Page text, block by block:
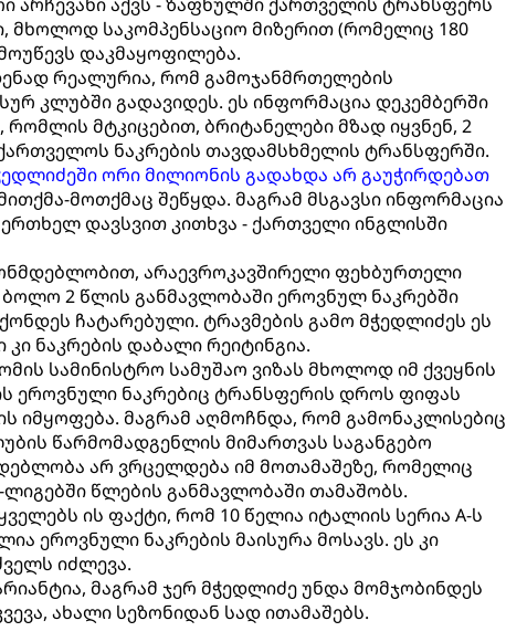
მხოლოდ საკომპენსაციო მიზერით (რომელიც 180
დაკმაყოფილება.
რეალურია, რომ გამოჯანმრთელების
კლუბში გადავიდეს. ეს ინფორმაცია დეკემბერში
მტკიცებით, ბრიტანელები მზად იყვნენ, 2
ნაკრების თავდამსხმელის ტრანსფერში.
ორი მილიონის გადახდა არ გაუჭირდებათ
მოთქმაც შეწყდა. მაგრამ მსგავსი ინფორმაცია
დავსვით კითხვა - ქართველი ინგლისში
არაევროკავშირელი ფეხბურთელი
2 წლის განმავლობაში ეროვნულ ნაკრებში
ჩატარებული. ტრავმების გამო მჭედლიძეს ეს
ნაკრების დაბალი რეიტინგია.
სამინისტრო სამუშაო ვიზას მხოლოდ იმ ქვეყნის
ეროვნული ნაკრებიც ტრანსფერის დროს ფიფას
იმყოფება. მაგრამ აღმოჩნდა, რომ გამონაკლისებიც
წარმომადგენლის მიმართვას საგანგებო
არ ვრცელდება იმ მოთამაშეზე, რომელიც
წლების განმავლობაში თამაშობს.
ის ფაქტი, რომ 10 წელია იტალიის სერია A-ს
ეროვნული ნაკრების მაისურა მოსავს. ეს კი
იძლევა.
მაგრამ ჯერ მჭედლიძე უნდა მომჯობინდეს
ახალი სეზონიდან სად ითამაშებს.